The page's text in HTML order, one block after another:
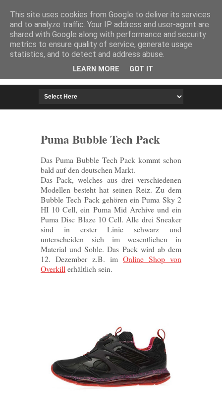
HOME IMPRESSUM
Puma Bubble Tech Pack
Das Puma Bubble Tech Pack kommt schon
bald auf den deutschen Markt.
Das Pack, welches aus drei verschiedenen
Modellen besteht hat seinen Reiz. Zu dem
Bubble Tech Pack gehören ein Puma Sky 2
HI 10 Cell, ein Puma Mid Archive und ein
Puma Disc Blaze 10 Cell. Alle drei Sneaker
sind in erster Linie schwarz und
unterscheiden sich im wesentlichen in
Material und Sohle. Das Pack wird ab dem
12. Dezember z.B. im Online Shop von
Overkill erhältlich sein.
This site uses cookies from Google to deliver its services
and to analyze traffic. Your IP address and user-agent are
shared with Google along with performance and security
metrics to ensure quality of service, generate usage
statistics, and to detect and address abuse.
LEARN MORE GOT IT